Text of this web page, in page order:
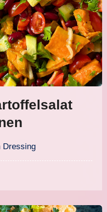
Dressing